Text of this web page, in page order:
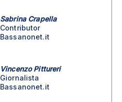
Sabrina Crapella
Contributor
Bassanonet.it
Vincenzo Pittureri
Giornalista
Bassanonet.it